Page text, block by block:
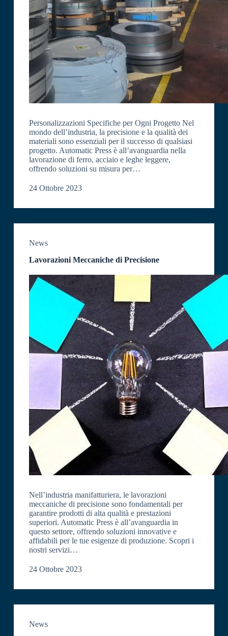
Personalizzazioni Specifiche per Ogni Progetto Nel
mondo dell’industria, la precisione e la qualità dei
materiali sono essenziali per il successo di qualsiasi
progetto. Automatic Press è all’avanguardia nella
lavorazione di ferro, acciaio e leghe leggere,
offrendo soluzioni su misura per…
24 Ottobre 2023
News
Lavorazioni Meccaniche di Precisione
Nell’industria manifatturiera, le lavorazioni
meccaniche di precisione sono fondamentali per
garantire prodotti di alta qualità e prestazioni
superiori. Automatic Press è all’avanguardia in
questo settore, offrendo soluzioni innovative e
affidabili per le tue esigenze di produzione. Scopri i
nostri servizi…
24 Ottobre 2023
News